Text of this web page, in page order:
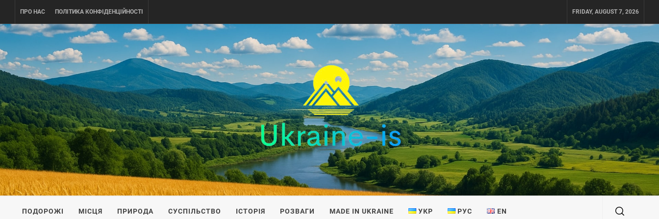
content
ПРО НАС ПОЛІТИКА КОНФІДЕНЦІЙНОСТІ FRIDAY, AUGUST 7, 2026
UKRAINE-IS
ПОДОРОЖI ПО УКРАЇНІ
ПОДОРОЖІ МІСЦЯ ПРИРОДА СУСПІЛЬСТВО ІСТОРІЯ РОЗВАГИ MADE IN UKRAINE УКР РУС EN